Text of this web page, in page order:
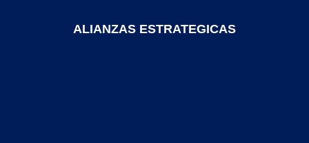
ALIANZAS ESTRATEGICAS